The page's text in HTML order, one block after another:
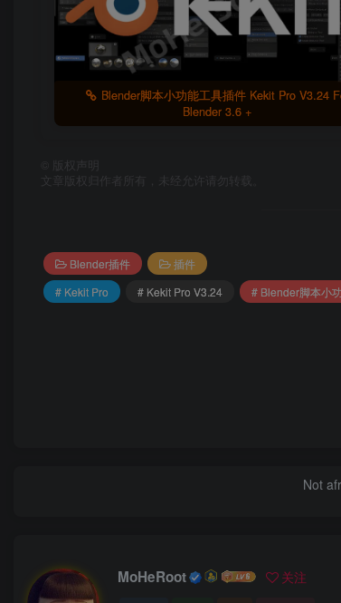
Blender脚本小功能工具插件 Kekit Pro V3.24
Blender 3.6 +
版权声明
文章版权归作者所有，未经允许请勿转载。
Blender插件
插件
# Kekit Pro
# Kekit Pro V3.24 # Blender脚本小
Not
MoHeRoot 关注